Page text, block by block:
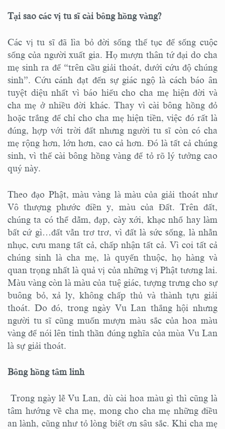
Tại sao các vị tu sĩ cài bông hồng vàng?
Các vị tu sĩ đã lìa bỏ đời sống thế tục để sống cuộc
sống của người xuất gia. Họ mượn thân tứ đại do cha
mẹ sinh ra để “trên cầu giải thoát, dưới cứu độ chúng
sinh”. Cứu cánh đạt đến sự giác ngộ là cách báo ân
tuyệt diệu nhất vì báo hiếu cho cha mẹ hiện đời và
cha mẹ ở nhiều đời khác. Thay vì cài bông hồng đỏ
hoặc trắng để chỉ cho cha mẹ hiện tiền, việc đó rất là
đúng, hợp với trời đất nhưng người tu sĩ còn có cha
mẹ rộng hơn, lớn hơn, cao cả hơn. Đó là tất cả chúng
sinh, vì thế cài bông hồng vàng để tỏ rõ lý tưởng cao
quý này.
Theo đạo Phật, màu vàng là màu của giải thoát như
Vô thượng phước điền y, màu của Đất. Trên đất,
chúng ta có thể dẫm, đạp, cày xới, khạc nhổ hay làm
bất cứ gì…đất vẫn trơ trơ, vì đất là sức sống, là nhẫn
nhục, cưu mang tất cả, chấp nhận tất cả. Vì coi tất cả
chúng sinh là cha mẹ, là quyến thuộc, họ hàng và
quan trọng nhất là quả vị của những vị Phật tương lai.
Màu vàng còn là màu của tuệ giác, tượng trưng cho sự
buông bỏ, xả ly, không chấp thủ và thành tựu giải
thoát. Do đó, trong ngày Vu Lan thắng hội nhưng
người tu sĩ cũng muốn mượn màu sắc của hoa màu
vàng để nói lên tinh thần đúng nghĩa của mùa Vu Lan
là sự giải thoát.
Bông hồng tâm linh
Trong ngày lễ Vu Lan, dù cài hoa màu gì thì cũng là
tâm hướng về cha mẹ, mong cho cha mẹ những điều
an lành, cũng như tỏ lòng biết ơn sâu sắc. Khi cha mẹ